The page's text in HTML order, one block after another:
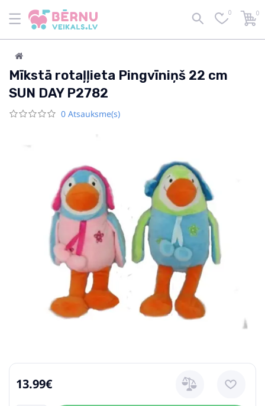
0 0
Mīkstā rotaļļieta Pingvīniņš 22 cm
SUN DAY P2782
0 Atsauksme(s)
13.99€